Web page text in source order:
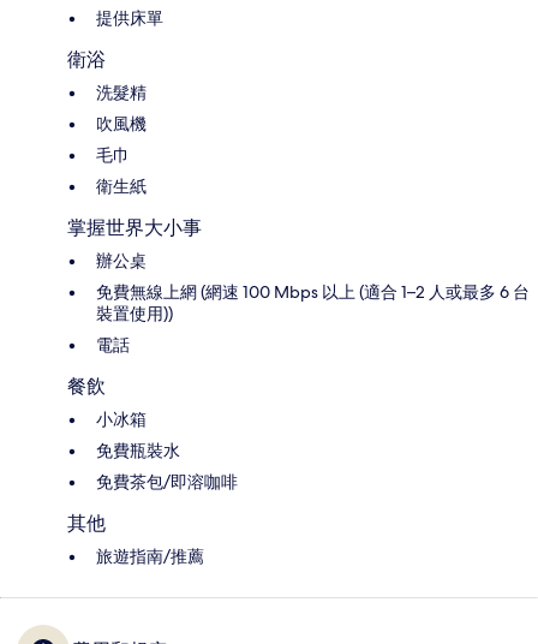
提供床單
衛浴
洗髮精
吹風機
毛巾
衛生紙
掌握世界大小事
辦公桌
免費無線上網 (網速 100 Mbps 以上 (適合 1–2 人或最多 6 台
裝置使用))
電話
餐飲
小冰箱
免費瓶裝水
免費茶包/即溶咖啡
其他
旅遊指南/推薦